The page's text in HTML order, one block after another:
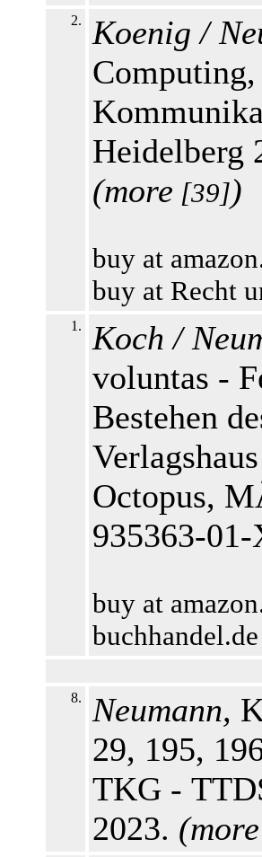
2.
Koenig /
Heidelberg
(more [39])
buy at
buy at Recht
1. Koch /
voluntas -
Bestehen
Octopus,
935363-01-
buy at
buchhandel.de
8.
Neumann,
29, 195,
TKG -
2023. (more